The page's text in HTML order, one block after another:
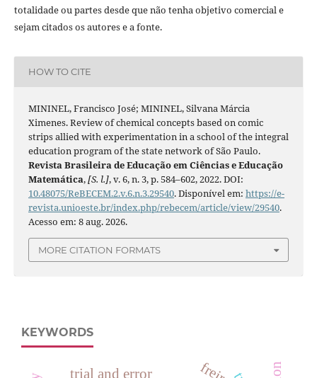
totalidade ou partes desde que não tenha objetivo comercial e
sejam citados os autores e a fonte.
HOW TO CITE
MININEL, Francisco José; MININEL, Silvana Márcia
Ximenes. Review of chemical concepts based on comic
strips allied with experimentation in a school of the integral
education program of the state network of São Paulo.
Revista Brasileira de Educação em Ciências e Educação
Matemática,[S. l.], v. 6, n. 3, p. 584–602, 2022. DOI:
10.48075/ReBECEM.2.v.6.n.3.29540. Disponível em: https://e-
revista.unioeste.br/index.php/rebecem/article/view/29540.
Acesso em: 8 aug. 2026.
MORE CITATION FORMATS
KEYWORDS
trial and error